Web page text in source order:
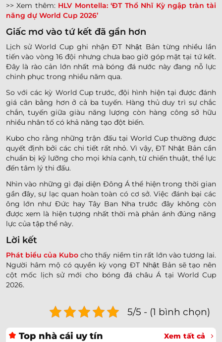
>> Xem thêm: HLV Montella: ‘ĐT Thổ Nhĩ Kỳ ngập tràn tài
năng dự World Cup 2026’
Giấc mơ vào tứ kết đã gần hơn
Lịch sử World Cup ghi nhận ĐT Nhật Bản từng nhiều lần
tiến vào vòng 16 đội nhưng chưa bao giờ góp mặt tại tứ kết.
Đây là rào cản lớn nhất mà bóng đá nước này đang nỗ lực
chinh phục trong nhiều năm qua.
So với các kỳ World Cup trước, đội hình hiện tại được đánh
giá cân bằng hơn ở cả ba tuyến. Hàng thủ duy trì sự chắc
chắn, tuyến giữa giàu năng lượng còn hàng công sở hữu
nhiều nhân tố có khả năng tạo đột biến.
Kubo cho rằng những trận đấu tại World Cup thường được
quyết định bởi các chi tiết rất nhỏ. Vì vậy, ĐT Nhật Bản cần
chuẩn bị kỹ lưỡng cho mọi khía cạnh, từ chiến thuật, thể lực
đến tâm lý thi đấu.
Nhìn vào những gì đại diện Đông Á thể hiện trong thời gian
gần đây, sự lạc quan hoàn toàn có cơ sở. Việc đánh bại các
ông lớn như Đức hay Tây Ban Nha trước đây không còn
được xem là hiện tượng nhất thời mà phản ánh đúng năng
lực của tập thể này.
Lời kết
Phát biểu của Kubo cho thấy niềm tin rất lớn vào tương lai.
Người hâm mộ có quyền kỳ vọng ĐT Nhật Bản sẽ tạo nên
cột mốc lịch sử mới cho bóng đá châu Á tại World Cup
2026.
5/5 - (1 bình chọn)
Top nhà cái uy tín Xem tất cả